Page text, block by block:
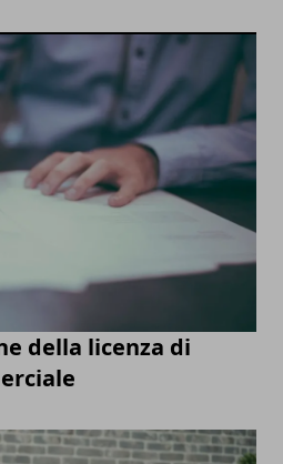
della licenza di